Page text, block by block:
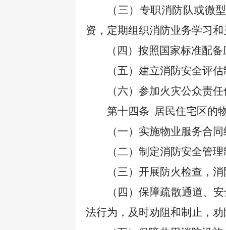
（三）专职消防队或微
资，定期组织消防业务学习
（四）按照国家标准配
（五）建立消防安全评
（六）参加火灾公众责
第十四条 居民住宅区的
（一）实施物业服务合
（二）制定消防安全管
（三）开展防火检查，
（四）保障疏散通道、
法行为，及时劝阻和制止，